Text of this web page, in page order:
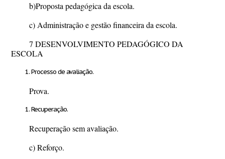
b)Proposta pedagógica da escola.
c) Administração e gestão financeira da escola.
7 DESENVOLVIMENTO PEDAGÓGICO DA
ESCOLA
Processo de avaliação.
Prova.
Recuperação.
Recuperação sem avaliação.
c) Reforço.